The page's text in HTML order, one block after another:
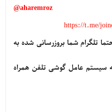
aharemroz@
https://t.me/
تلگرام شما بروزرسانی شده به
به سیستم عامل گوشی تلفن همراه